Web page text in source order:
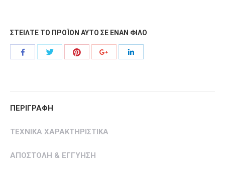
ΣΤΕΙΛΤΕ ΤΟ ΠΡΟΪΟΝ ΑΥΤΟ ΣΕ ΕΝΑΝ ΦΙΛΟ
Share
Share
Share
Share
ΠΕΡΙΓΡΑΦΗ
ΤΕΧΝΙΚΑ ΧΑΡΑΚΤΗΡΙΣΤΙΚΑ
ΑΠΟΣΤΟΛΗ & ΕΓΓΥΗΣΗ